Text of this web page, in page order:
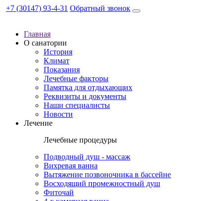
+7 (30147) 93-4-31 Обратный звонок
Главная
О санатории
История
Климат
Показания
Лечебные факторы
Памятка для отдыхающих
Реквизиты и документы
Наши специалисты
Новости
Лечение
Лечебные процедуры
Подводный душ - массаж
Вихревая ванна
Вытяжение позвоночника в бассейне
Восходящий промежностный душ
Фиточай